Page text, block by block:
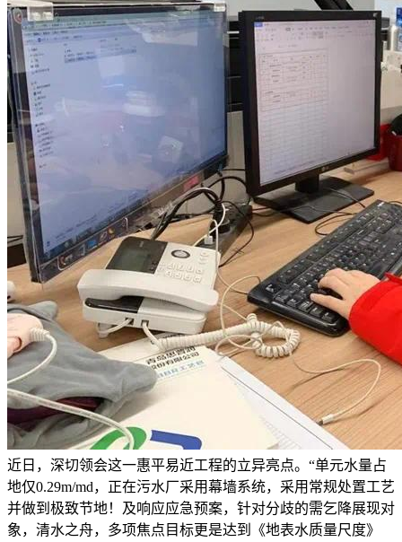
近日，深切领会这一惠平易近工程的立异亮点。“单元水量占
地仅0.29m/md，正在污水厂采用幕墙系统，采用常规处置工艺
并做到极致节地！及响应应急预案，针对分歧的需乞降展现对
象，清水之舟，多项焦点目标更是达到《地表水质量尺度》